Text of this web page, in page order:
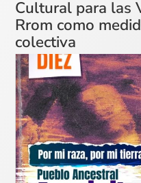
Cultural para las
Rrom como
colectiva